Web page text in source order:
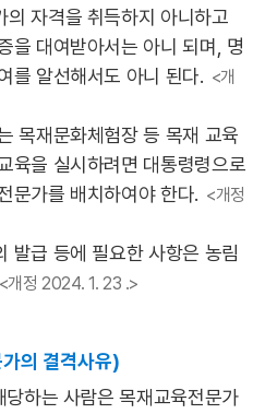
자격을 취득하지 아니하고
을 대여받아서는 아니 되며, 명
를 알선해서도 아니 된다. <개
목재문화체험장 등 목재 교육
육을 실시하려면 대통령령으로
문가를 배치하여야 한다. <개정
발급 등에 필요한 사항은 농림
<개정 2024. 1. 23 .>
의 결격사유)
하는 사람은 목재교육전문가